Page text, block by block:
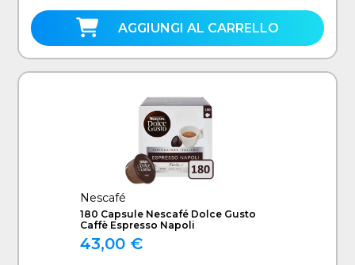
AGGIUNGI AL CARRELLO
Nescafé
180 Capsule Nescafé Dolce Gusto
Caffè Espresso Napoli
43,00 €